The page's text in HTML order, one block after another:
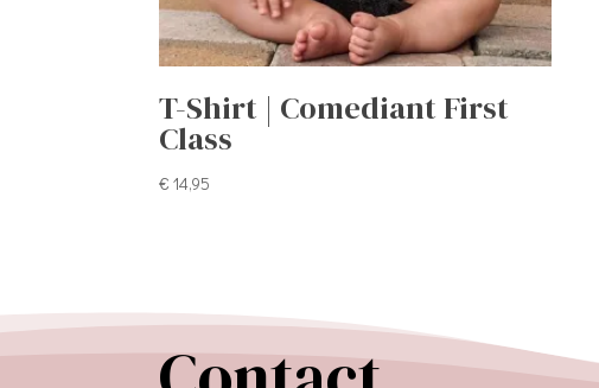
T-Shirt | Comediant First
Class
€ 14,95